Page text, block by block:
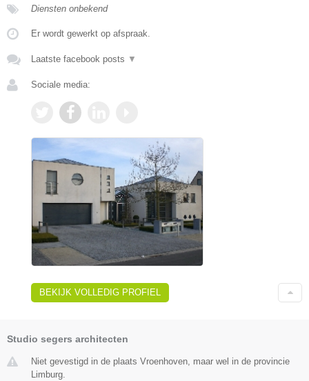
Diensten onbekend
Er wordt gewerkt op afspraak.
Laatste facebook posts ▼
Sociale media:
BEKIJK VOLLEDIG PROFIEL
Studio segers architecten
Niet gevestigd in de plaats Vroenhoven, maar wel in de provincie
Limburg.